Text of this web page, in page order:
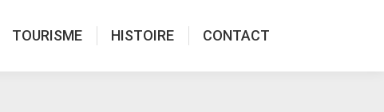
TOURISME HISTOIRE CONTACT